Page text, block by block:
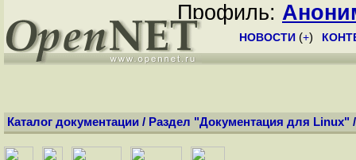
Профиль:
НОВОСТИ (+)
Каталог документации / Раздел "Документация для Linux"